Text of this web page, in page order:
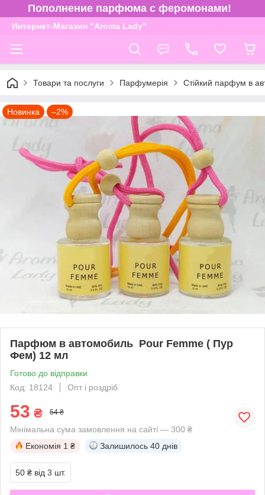
Пополнение парфюма с феромонами!
Интернет-Магазин "Aroma Lady"
Товари та послуги Парфумерія Стійкий парфум в
Новинка –2%
Парфюм в автомобиль Pour Femme ( Пур
Фем) 12 мл
Готово до відправки
Код: 18124
Опт і роздріб
53 ₴ 54 ₴
Мінімальна сума замовлення на сайті — 300 ₴
Економія 1 ₴ Залишилось 40 днів
50 ₴ від 3 шт.